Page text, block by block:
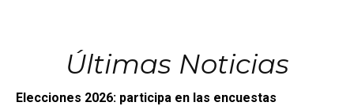
Últimas Noticias
Elecciones 2026: participa en las encuestas